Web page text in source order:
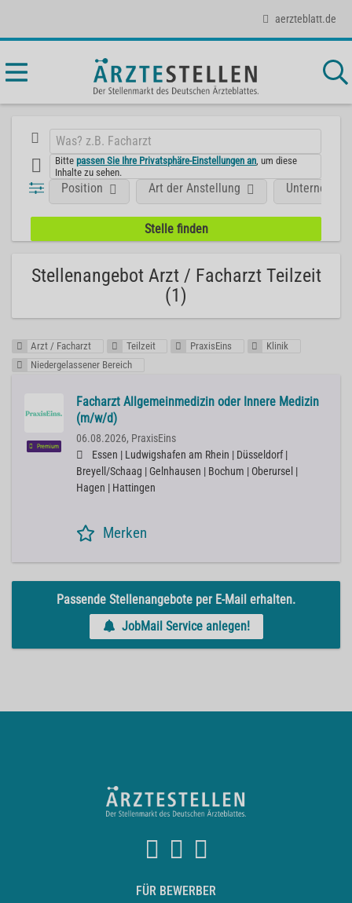
aerzteblatt.de
Bittepassen Sie Ihre Privatsphäre-Einstellungen an , um diese
Inhalte zu sehen.
Position Art der Anstellung
Stellenangebot Arzt / Facharzt Teilzeit
(1)
Arzt / Facharzt Teilzeit PraxisEins
Klinik
Niedergelassener Bereich
Premium
Facharzt Allgemeinmedizin oder Innere Medizin
(m/w/d)
06.08.2026, PraxisEins
Essen | Ludwigshafen am Rhein | Düsseldorf |
Breyell/Schaag | Gelnhausen | Bochum | Oberursel |
Hagen | Hattingen
Merken
Passende Stellenangebote per E-Mail erhalten.
JobMail Service anlegen!
FÜR BEWERBER